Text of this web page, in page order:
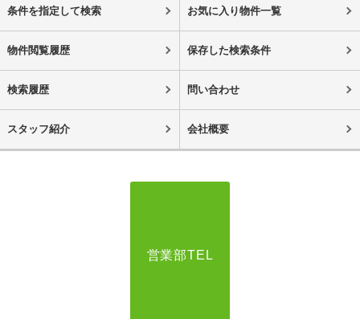
条件を指定して検索 お気に入り物件一覧
物件閲覧履歴 保存した検索条件
検索履歴 問い合わせ
スタッフ紹介 会社概要
営業部TEL